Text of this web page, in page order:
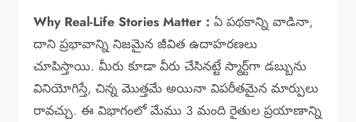
Why Real-Life Stories Matter : ఏ పథకాన్ని వాడినా,
దాని ప్రభావాన్ని నిజమైన జీవిత ఉదాహరణలు
చూపిస్తాయి. మీరు కూడా వీరు చేసినట్టే స్మార్ట్‌గా డబ్బును
వినియోగిస్తే, చిన్న మొత్తమే అయినా విపరీతమైన మార్పులు
రావచ్చు. ఈ విభాగంలో మేము 3 మంది రైతుల ప్రయాణాన్ని